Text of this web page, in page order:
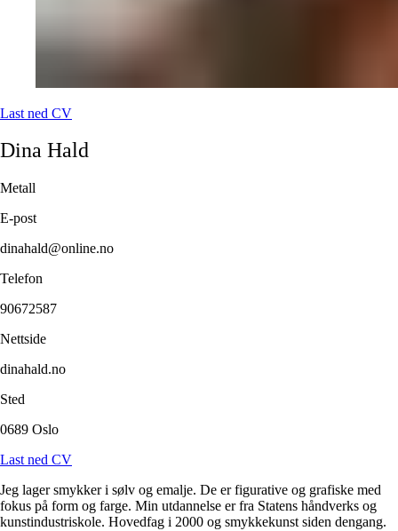
Last ned CV
Dina Hald
Metall
E-post
dinahald@online.no
Telefon
90672587
Nettside
dinahald.no
Sted
0689 Oslo
Last ned CV
Jeg lager smykker i sølv og emalje. De er figurative og grafiske med
fokus på form og farge. Min utdannelse er fra Statens håndverks og
kunstindustriskole. Hovedfag i 2000 og smykkekunst siden dengang.